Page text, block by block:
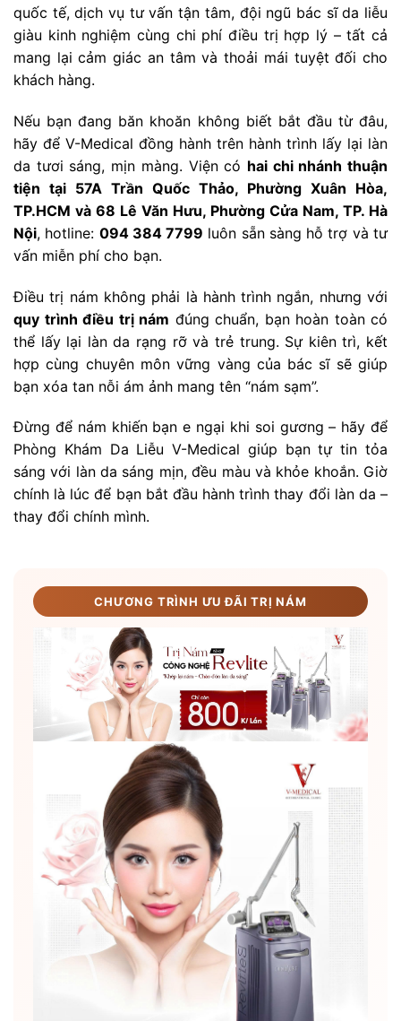
quốc tế, dịch vụ tư vấn tận tâm, đội ngũ bác sĩ da liễu
giàu kinh nghiệm cùng chi phí điều trị hợp lý – tất cả
mang lại cảm giác an tâm và thoải mái tuyệt đối cho
khách hàng.
Nếu bạn đang băn khoăn không biết bắt đầu từ đâu,
hãy để V-Medical đồng hành trên hành trình lấy lại làn
da tươi sáng, mịn màng. Viện có hai chi nhánh thuận
tiện tại 57A Trần Quốc Thảo, Phường Xuân Hòa,
TP.HCM và 68 Lê Văn Hưu, Phường Cửa Nam, TP. Hà
Nội, hotline: 094 384 7799 luôn sẵn sàng hỗ trợ và tư
vấn miễn phí cho bạn.
Điều trị nám không phải là hành trình ngắn, nhưng với
quy trình điều trị nám đúng chuẩn, bạn hoàn toàn có
thể lấy lại làn da rạng rỡ và trẻ trung. Sự kiên trì, kết
hợp cùng chuyên môn vững vàng của bác sĩ sẽ giúp
bạn xóa tan nỗi ám ảnh mang tên “nám sạm”.
Đừng để nám khiến bạn e ngại khi soi gương – hãy để
Phòng Khám Da Liễu V-Medical giúp bạn tự tin tỏa
sáng với làn da sáng mịn, đều màu và khỏe khoắn. Giờ
chính là lúc để bạn bắt đầu hành trình thay đổi làn da –
thay đổi chính mình.
CHƯƠNG TRÌNH ƯU ĐÃI TRỊ NÁM